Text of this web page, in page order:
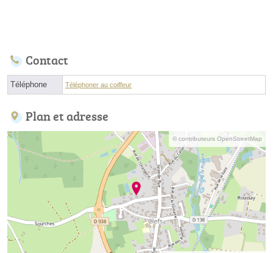
Contact
Téléphone Téléphoner au coiffeur
Plan et adresse
© contributeurs OpenStreetMap